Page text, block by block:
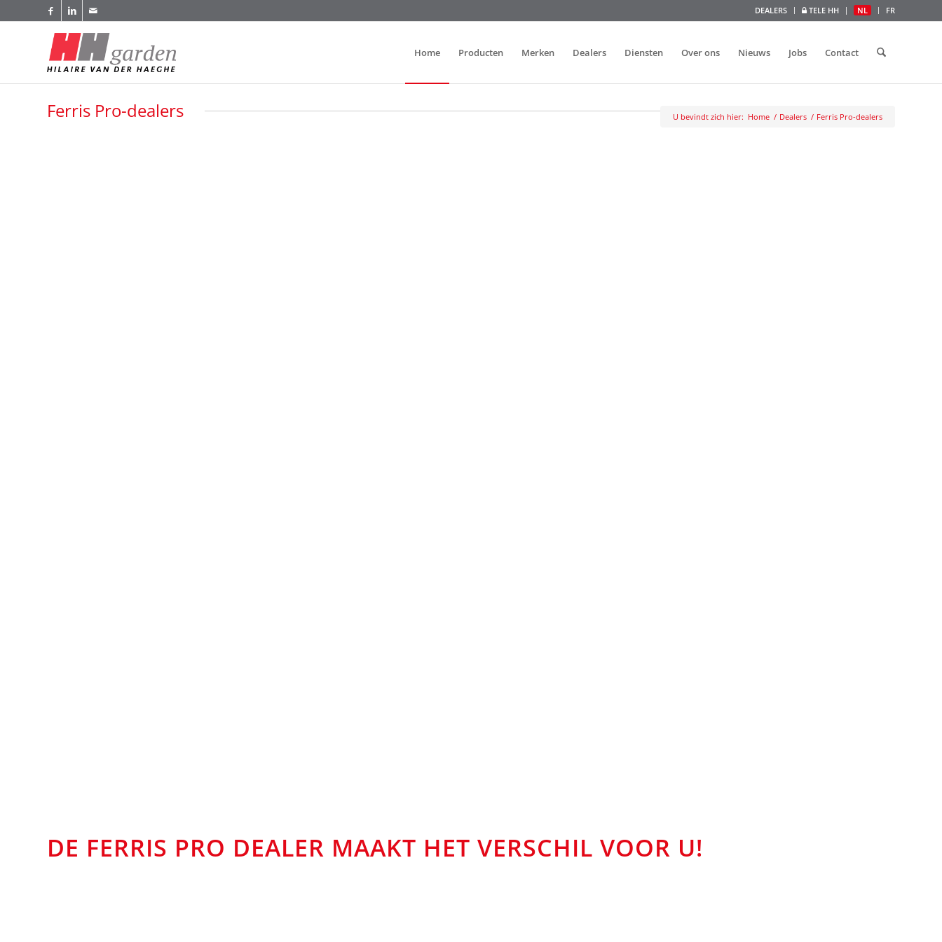
DEALERS TELE HH NL FR
Home Producten Merken Dealers Diensten Over ons Nieuws Jobs Contact
Ferris Pro-dealers U bevindt zich hier: Home / Dealers / Ferris Pro-dealers
DE FERRIS PRO DEALER MAAKT HET VERSCHIL VOOR U!